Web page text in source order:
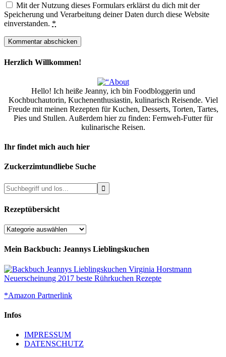
Mit der Nutzung dieses Formulars erklärst du dich mit der
Speicherung und Verarbeitung deiner Daten durch diese Website
einverstanden. *
Herzlich Willkommen!
Hello! Ich heiße Jeanny, ich bin Foodbloggerin und
Kochbuchautorin, Kuchenenthusiastin, kulinarisch Reisende. Viel
Freude mit meinen Rezepten für Kuchen, Desserts, Torten, Tartes,
Pies und Stullen. Außerdem hier zu finden: Fernweh-Futter für
kulinarische Reisen.
Ihr findet mich auch hier
Zuckerzimtundliebe Suche
Rezeptübersicht
Rezeptübersicht
Mein Backbuch: Jeannys Lieblingskuchen
*Amazon Partnerlink
Infos
IMPRESSUM
DATENSCHUTZ